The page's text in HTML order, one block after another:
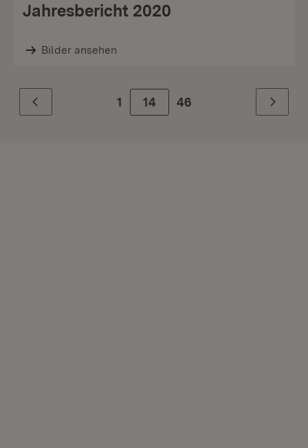
Jahresbericht 2020
Bilder ansehen
Zurück 1 Zur Seite
14 46 Weiter